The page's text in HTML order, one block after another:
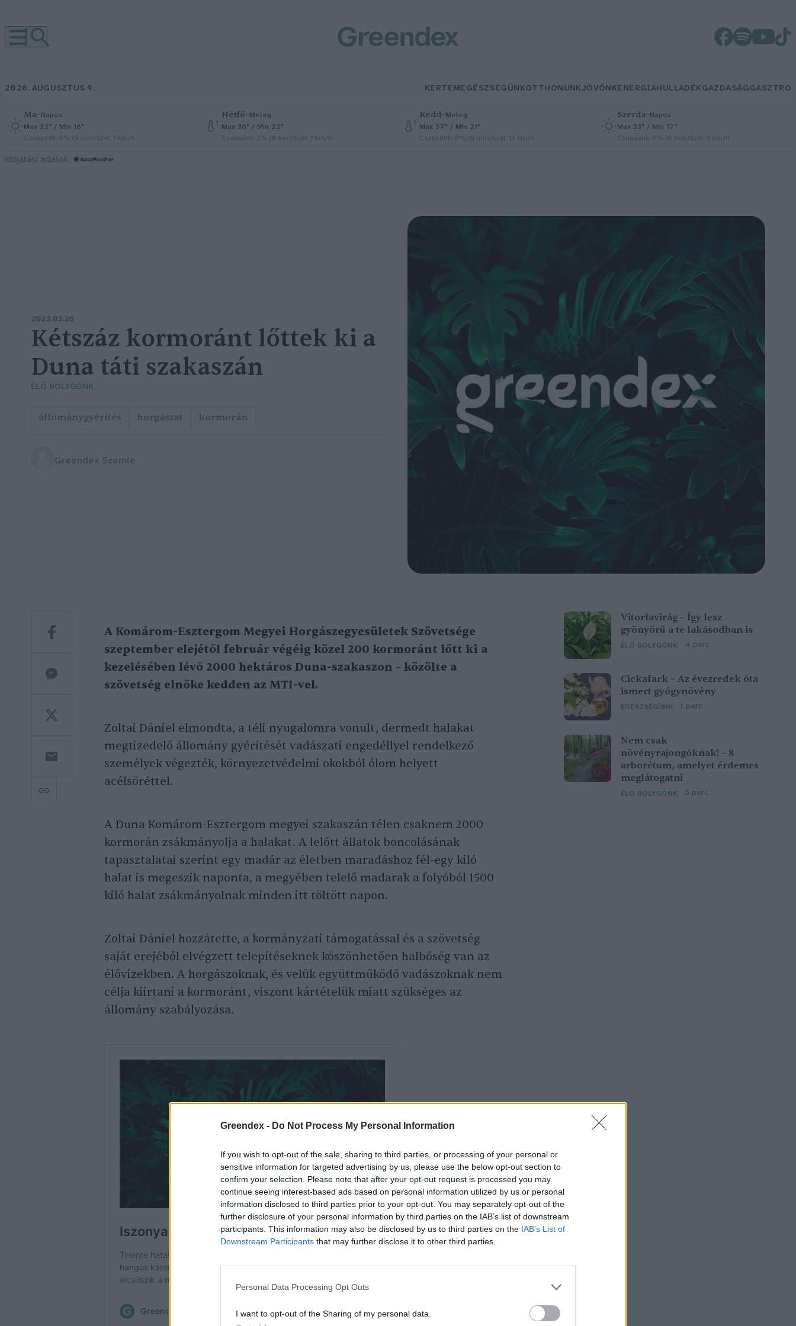
Greendex - Do Not Process My Personal Information
If you wish to opt-out of the sale, sharing to third parties, or processing of your personal or
sensitive information for targeted advertising by us, please use the below opt-out section to
confirm your selection. Please note that after your opt-out request is processed you may
continue seeing interest-based ads based on personal information utilized by us or personal
information disclosed to third parties prior to your opt-out. You may separately opt-out of the
further disclosure of your personal information by third parties on the IAB’s list of downstream
participants. This information may also be disclosed by us to third parties on the IAB’s List of
Downstream Participants that may further disclose it to other third parties.
Personal Data Processing Opt Outs
I want to opt-out of the Sharing of my personal data.
2026. AUGUSZTUS 9. KERTEMEGÉSZSÉGÜNKOTTHONUNKJÖVŐNKENERGIAHULLADÉKGAZDASÁGGASZTRO
Ma–Napos
Max 32° / Min 18°
Csapadék: 0% (0 mm)Szél: 7 km/h
Hétfő–Meleg
Max 36° / Min 22°
Csapadék: 2% (0 mm)Szél: 7 km/h
Kedd–Meleg
Max 37° / Min 21°
Csapadék: 0% (0 mm)Szél: 13 km/h
Szerda–Napos
Max 33° / Min 17°
Csapadék: 0% (0 mm)Szél: 9 km/h
időjárási adatok:
2023.03.28
Kétszáz kormoránt lőttek ki a
Duna táti szakaszán
ÉLŐ BOLYGÓNK
állománygyérítés horgászat kormorán
Greendex Szemle
A Komárom-Esztergom Megyei Horgászegyesületek Szövetsége
szeptember elejétől február végéig közel 200 kormoránt lőtt ki a
kezelésében lévő 2000 hektáros Duna-szakaszon – közölte a
szövetség elnöke kedden az MTI-vel.
Zoltai Dániel elmondta, a téli nyugalomra vonult, dermedt halakat
megtizedelő állomány gyérítését vadászati engedéllyel rendelkező
személyek végezték, környezetvédelmi okokból ólom helyett
acélsöréttel.
A Duna Komárom-Esztergom megyei szakaszán télen csaknem 2000
kormorán zsákmányolja a halakat. A lelőtt állatok boncolásának
tapasztalatai szerint egy madár az életben maradáshoz fél-egy kiló
halat is megeszik naponta, a megyében telelő madarak a folyóból 1500
kiló halat zsákmányolnak minden itt töltött napon.
Zoltai Dániel hozzátette, a kormányzati támogatással és a szövetség
saját erejéből elvégzett telepítéseknek köszönhetően halbőség van az
élővizekben. A horgászoknak, és velük együttműködő vadászoknak nem
célja kiirtani a kormoránt, viszont kártételük miatt szükséges az
állomány szabályozása.
Vitorlavirág – Így lesz
gyönyörű a te lakásodban is
ÉLŐ BOLYGÓNK 4 perc
Cickafark – Az évezredek óta
ismert gyógynövény
EGÉSZSÉGÜNK 1 perc
Nem csak
növényrajongóknak! – 8
arborétum, amelyet érdemes
meglátogatni
ÉLŐ BOLYGÓNK 5 perc